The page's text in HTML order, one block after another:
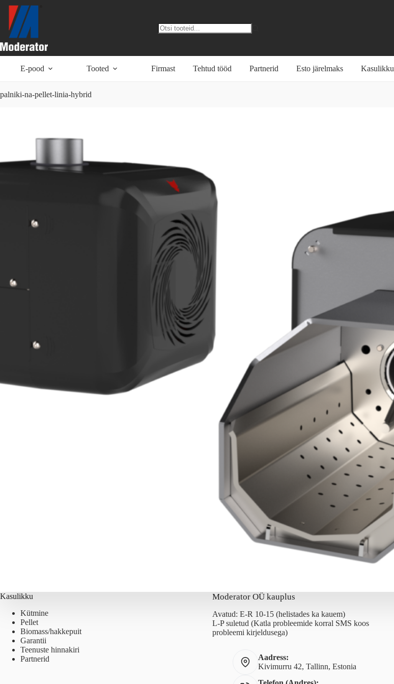
Skip
content
E-pood Tooted Firmast Tehtud tööd Partnerid Esto järelmaks Kasulikku
palniki-na-pellet-linia-hybrid
Kasulikku
Kütmine
Pellet
Biomass/hakkepuit
Garantii
Teenuste hinnakiri
Partnerid
Moderator OÜ kauplus
Avatud: E-R 10-15 (helistades ka kauem)
L-P suletud (Katla probleemide korral SMS koos
probleemi kirjeldusega)
Aadress:
Kivimurru 42, Tallinn, Estonia